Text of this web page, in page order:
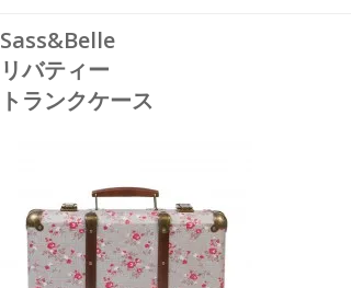
Sass&Belle
リバティー
トランクケース